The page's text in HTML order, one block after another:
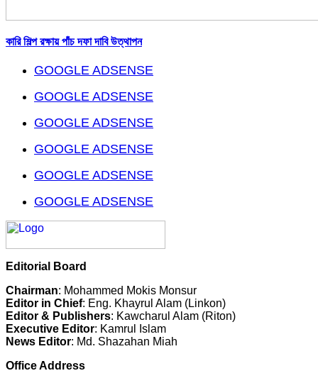
কারি শিল্প রক্ষায় পাঁচ দফা দাবি উত্থাপন
GOOGLE ADSENSE
GOOGLE ADSENSE
GOOGLE ADSENSE
GOOGLE ADSENSE
GOOGLE ADSENSE
GOOGLE ADSENSE
Editorial Board
Chairman: Mohammed Mokis Monsur
Editor in Chief: Eng. Khayrul Alam (Linkon)
Editor & Publishers: Kawcharul Alam (Riton)
Executive Editor: Kamrul Islam
News Editor: Md. Shazahan Miah
Office Address